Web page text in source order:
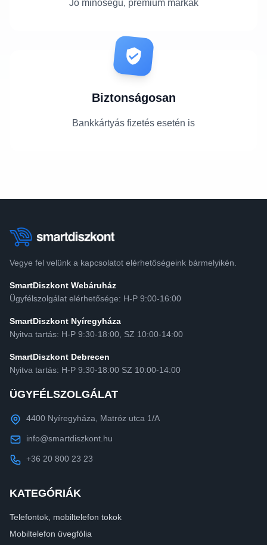
Jó minőségű, prémium márkák
Biztonságosan
Bankkártyás fizetés esetén is
Vegye fel velünk a kapcsolatot elérhetőségeink bármelyikén.
SmartDiszkont Webáruház
Ügyfélszolgálat elérhetősége: H-P 9:00-16:00
SmartDiszkont Nyíregyháza
Nyitva tartás: H-P 9:30-18:00, SZ 10:00-14:00
SmartDiszkont Debrecen
Nyitva tartás: H-P 9:30-18:00 SZ 10:00-14:00
ÜGYFÉLSZOLGÁLAT
4400 Nyíregyháza, Matróz utca 1/A
info@smartdiszkont.hu
+36 20 800 23 23
KATEGÓRIÁK
Telefontok, mobiltelefon tokok
Mobiltelefon üvegfólia